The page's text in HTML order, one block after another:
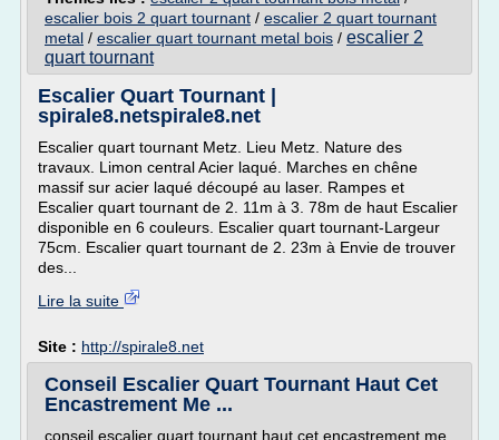
escalier bois 2 quart tournant / escalier 2 quart tournant
metal / escalier quart tournant metal bois / escalier 2
quart tournant
Escalier Quart Tournant |
spirale8.netspirale8.net
Escalier quart tournant Metz. Lieu Metz. Nature des
travaux. Limon central Acier laqué. Marches en chêne
massif sur acier laqué découpé au laser. Rampes et
Escalier quart tournant de 2. 11m à 3. 78m de haut Escalier
disponible en 6 couleurs. Escalier quart tournant-Largeur
75cm. Escalier quart tournant de 2. 23m à Envie de trouver
des...
Lire la suite
Site : http://spirale8.net
Conseil Escalier Quart Tournant Haut Cet
Encastrement Me ...
conseil escalier quart tournant haut cet encastrement me